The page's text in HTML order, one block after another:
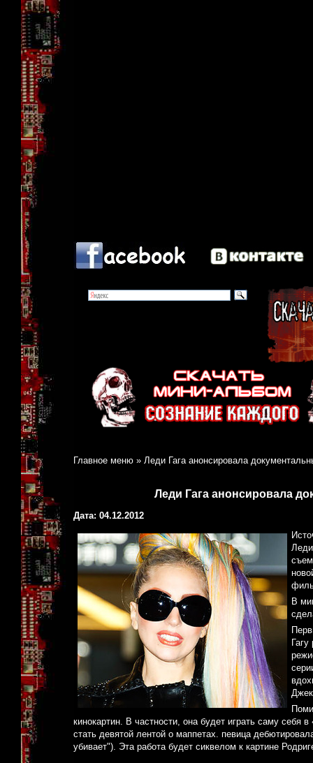
Главное меню » Леди Гага анонсировала
Леди Гага анонсировала
Дата: 04.12.2012
В
кинокартин. В частности, она будет играть саму
стать девятой лентой о маппетах. певица
убивает"). Эта работа будет сиквелом к картине